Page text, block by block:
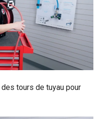
tours de tuyau pour